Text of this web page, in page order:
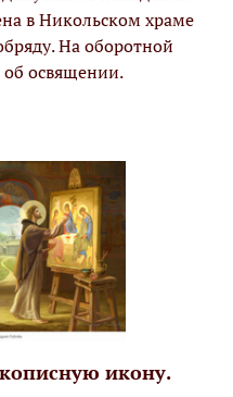
в Никольском храме
На оборотной
об освящении.
икону.